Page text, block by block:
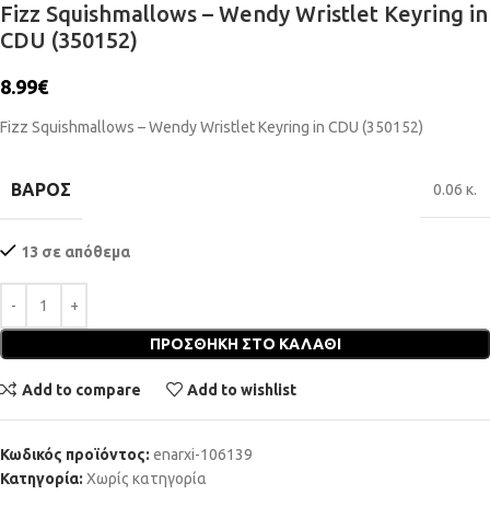
Fizz Squishmallows – Wendy Wristlet Keyring in
CDU (350152)
8.99€
Fizz Squishmallows – Wendy Wristlet Keyring in CDU (350152)
ΒΆΡΟΣ 0.06 κ.
13 σε απόθεμα
ΠΡΟΣΘΉΚΗ ΣΤΟ ΚΑΛΆΘΙ
Add to compare Add to wishlist
Κωδικός προϊόντος: enarxi-106139
Κατηγορία: Χωρίς κατηγορία